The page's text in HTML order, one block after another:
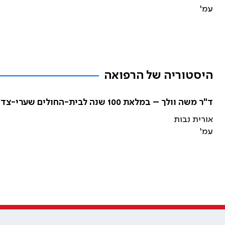
עמ'
היסטוריה של הרפואה
ד"ר משה וולך – במלאת 100 שנה לבית-החולים שערי-צדק
אורית נבות
עמ'